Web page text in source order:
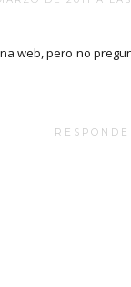
web, pero no